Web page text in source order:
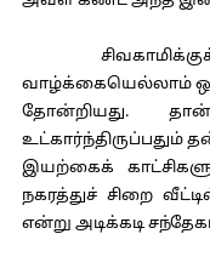
சிவகாமிக்குச்
வாழ்க்கையெல்லாம்
தோன்றியது.
உட்கார்ந்திருப்பதும்
இயற்கைக்
நகரத்துச் சிறை
என்று அடிக்கடி